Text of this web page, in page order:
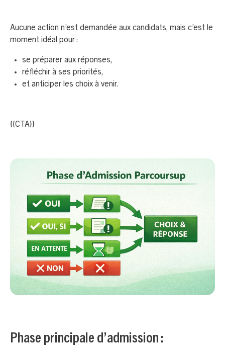
Aucune action n’est demandée aux candidats, mais c’est le
moment idéal pour :
se préparer aux réponses,
réfléchir à ses priorités,
et anticiper les choix à venir.
{{CTA}}
Phase principale d’admission :